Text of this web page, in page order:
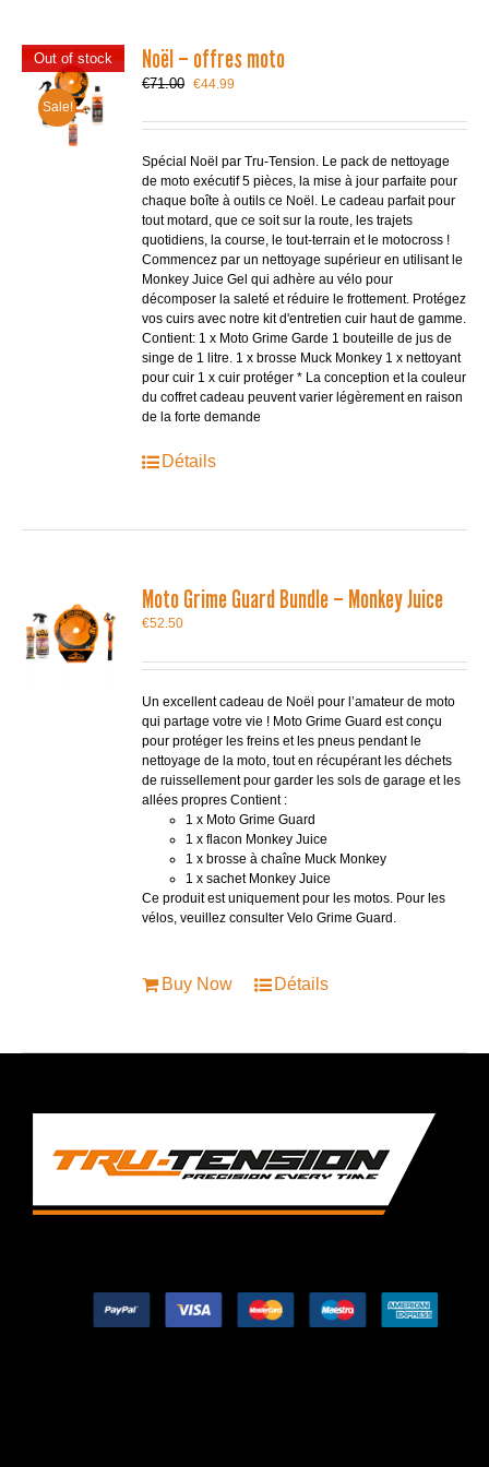
Out of stock
Sale!
Noël – offres moto
€71.00 Le
initial
€71.00.
€44.99
actuel
€44.99.
Spécial Noël par Tru-Tension. Le pack de nettoyage
de moto exécutif 5 pièces, la mise à jour parfaite pour
chaque boîte à outils ce Noël. Le cadeau parfait pour
tout motard, que ce soit sur la route, les trajets
quotidiens, la course, le tout-terrain et le motocross !
Commencez par un nettoyage supérieur en utilisant le
Monkey Juice Gel qui adhère au vélo pour
décomposer la saleté et réduire le frottement. Protégez
vos cuirs avec notre kit d'entretien cuir haut de gamme.
Contient: 1 x Moto Grime Garde 1 bouteille de jus de
singe de 1 litre. 1 x brosse Muck Monkey 1 x nettoyant
pour cuir 1 x cuir protéger * La conception et la couleur
du coffret cadeau peuvent varier légèrement en raison
de la forte demande
Détails
Moto Grime Guard Bundle – Monkey Juice
€52.50
Un excellent cadeau de Noël pour l’amateur de moto
qui partage votre vie ! Moto Grime Guard est conçu
pour protéger les freins et les pneus pendant le
nettoyage de la moto, tout en récupérant les déchets
de ruissellement pour garder les sols de garage et les
allées propres Contient :
1 x Moto Grime Guard
1 x flacon Monkey Juice
1 x brosse à chaîne Muck Monkey
1 x sachet Monkey Juice
Ce produit est uniquement pour les motos. Pour les
vélos, veuillez consulter Velo Grime Guard.
Buy Now Détails